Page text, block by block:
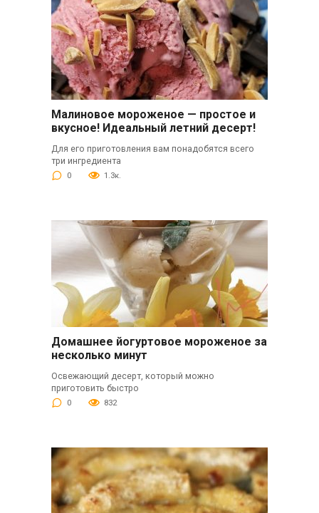
Малиновое мороженое — простое и
вкусное! Идеальный летний десерт!
Для его приготовления вам понадобятся всего
три ингредиента
0 1.3к.
Домашнее йогуртовое мороженое за
несколько минут
Освежающий десерт, который можно
приготовить быстро
0 832